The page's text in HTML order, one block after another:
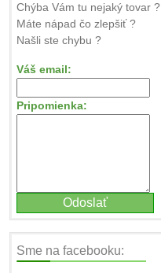
Chýba Vám tu nejaký tovar ?
Máte nápad čo zlepšiť ?
Našli ste chybu ?
Váš email:
Pripomienka:
Sme na facebooku: